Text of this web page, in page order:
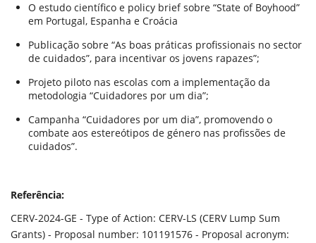
O estudo científico e policy brief sobre “State of Boyhood”
em Portugal, Espanha e Croácia
Publicação sobre “As boas práticas profissionais no sector
de cuidados”, para incentivar os jovens rapazes”;
Projeto piloto nas escolas com a implementação da
metodologia “Cuidadores por um dia”;
Campanha “Cuidadores por um dia”, promovendo o
combate aos estereótipos de género nas profissões de
cuidados”.
Referência:
CERV-2024-GE - Type of Action: CERV-LS (CERV Lump Sum
Grants) - Proposal number: 101191576 - Proposal acronym: